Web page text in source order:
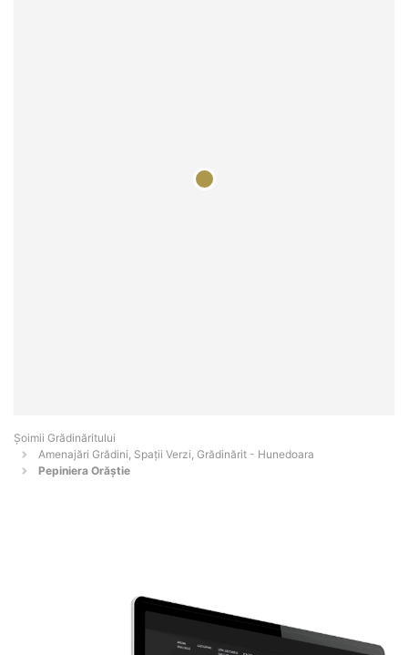
Șoimii Grădinăritului
Amenajări Grădini, Spații Verzi, Grădinărit - Hunedoara
Pepiniera Orăștie